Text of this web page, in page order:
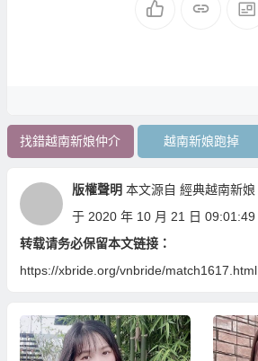
找錯越南新娘仲介 越南新娘跑掉
版權聲明 本文源自 經典越南新娘
于 2020 年 10 月 21 日 09:01:49
转载请务必保留本文链接：
https://xbride.org/vnbride/match1617.html